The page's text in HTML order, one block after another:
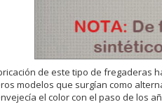
de este tipo de fregaderas
modelos que surgían como
el color con el paso de los